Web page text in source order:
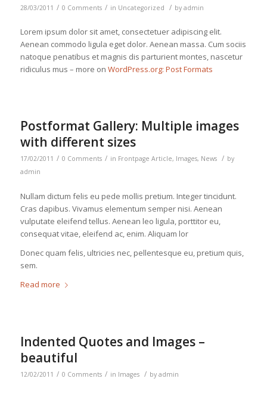
28/03/2011 / 0 Comments / in Uncategorized / by admin
Lorem ipsum dolor sit amet, consectetuer adipiscing elit.
Aenean commodo ligula eget dolor. Aenean massa. Cum sociis
natoque penatibus et magnis dis parturient montes, nascetur
ridiculus mus – more on WordPress.org: Post Formats
Postformat Gallery: Multiple images
with different sizes
17/02/2011 / 0 Comments / in Frontpage Article, Images, News / by
admin
Nullam dictum felis eu pede mollis pretium. Integer tincidunt.
Cras dapibus. Vivamus elementum semper nisi. Aenean
vulputate eleifend tellus. Aenean leo ligula, porttitor eu,
consequat vitae, eleifend ac, enim. Aliquam lor
Donec quam felis, ultricies nec, pellentesque eu, pretium quis,
sem.
Read more
Indented Quotes and Images –
beautiful
12/02/2011 / 0 Comments / in Images / by admin